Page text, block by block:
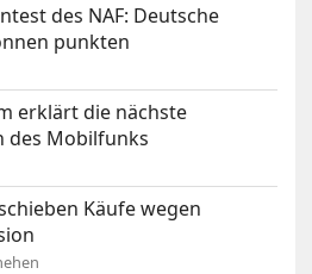
des NAF: Deutsche
punkten
erklärt die nächste
des Mobilfunks
Käufe wegen